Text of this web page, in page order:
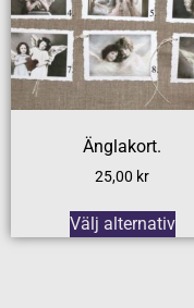
Änglakort.
25,00 kr
Välj alternativ